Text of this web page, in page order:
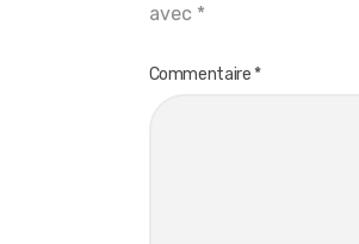
avec *
Commentaire *